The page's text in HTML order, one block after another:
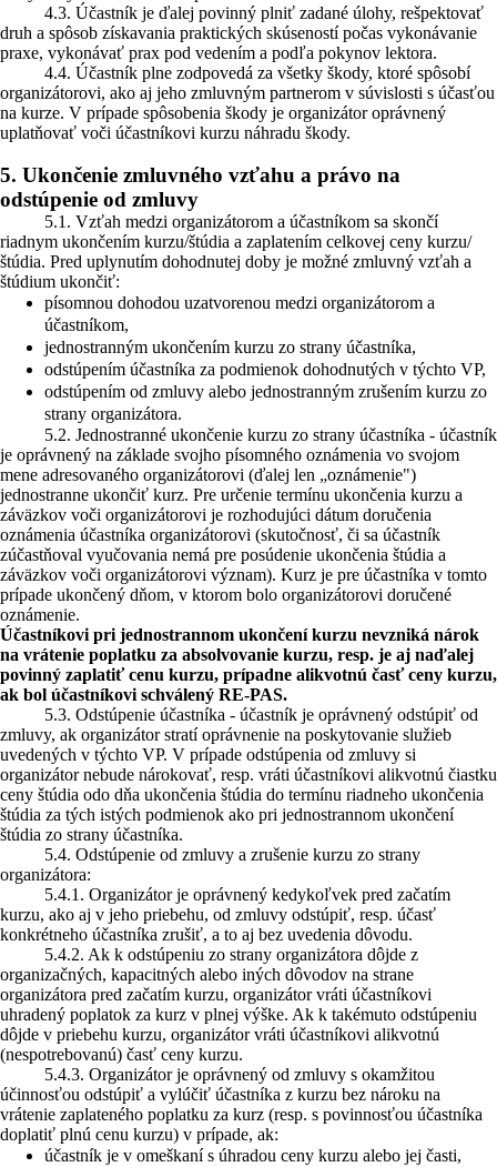
4.3. Účastník je ďalej povinný plniť zadané úlohy, rešpektovať
druh a spôsob získavania praktických skúseností počas vykonávanie
praxe, vykonávať prax pod vedením a podľa pokynov lektora.
4.4. Účastník plne zodpovedá za všetky škody, ktoré spôsobí
organizátorovi, ako aj jeho zmluvným partnerom v súvislosti s účasťou
na kurze. V prípade spôsobenia škody je organizátor oprávnený
uplatňovať voči účastníkovi kurzu náhradu škody.
5. Ukončenie zmluvného vzťahu a právo na
odstúpenie od zmluvy
5.1. Vzťah medzi organizátorom a účastníkom sa skončí
riadnym ukončením kurzu/štúdia a zaplatením celkovej ceny kurzu/
štúdia. Pred uplynutím dohodnutej doby je možné zmluvný vzťah a
štúdium ukončiť:
písomnou dohodou uzatvorenou medzi organizátorom a
účastníkom,
jednostranným ukončením kurzu zo strany účastníka,
odstúpením účastníka za podmienok dohodnutých v týchto VP,
odstúpením od zmluvy alebo jednostranným zrušením kurzu zo
strany organizátora.
5.2. Jednostranné ukončenie kurzu zo strany účastníka - účastník
je oprávnený na základe svojho písomného oznámenia vo svojom
mene adresovaného organizátorovi (ďalej len „oznámenie")
jednostranne ukončiť kurz. Pre určenie termínu ukončenia kurzu a
záväzkov voči organizátorovi je rozhodujúci dátum doručenia
oznámenia účastníka organizátorovi (skutočnosť, či sa účastník
zúčastňoval vyučovania nemá pre posúdenie ukončenia štúdia a
záväzkov voči organizátorovi význam). Kurz je pre účastníka v tomto
prípade ukončený dňom, v ktorom bolo organizátorovi doručené
oznámenie.
Účastníkovi pri jednostrannom ukončení kurzu nevzniká nárok
na vrátenie poplatku za absolvovanie kurzu, resp. je aj naďalej
povinný zaplatiť cenu kurzu, prípadne alikvotnú časť ceny kurzu,
ak bol účastníkovi schválený RE-PAS.
5.3. Odstúpenie účastníka - účastník je oprávnený odstúpiť od
zmluvy, ak organizátor stratí oprávnenie na poskytovanie služieb
uvedených v týchto VP. V prípade odstúpenia od zmluvy si
organizátor nebude nárokovať, resp. vráti účastníkovi alikvotnú čiastku
ceny štúdia odo dňa ukončenia štúdia do termínu riadneho ukončenia
štúdia za tých istých podmienok ako pri jednostrannom ukončení
štúdia zo strany účastníka.
5.4. Odstúpenie od zmluvy a zrušenie kurzu zo strany
organizátora:
5.4.1. Organizátor je oprávnený kedykoľvek pred začatím
kurzu, ako aj v jeho priebehu, od zmluvy odstúpiť, resp. účasť
konkrétneho účastníka zrušiť, a to aj bez uvedenia dôvodu.
5.4.2. Ak k odstúpeniu zo strany organizátora dôjde z
organizačných, kapacitných alebo iných dôvodov na strane
organizátora pred začatím kurzu, organizátor vráti účastníkovi
uhradený poplatok za kurz v plnej výške. Ak k takémuto odstúpeniu
dôjde v priebehu kurzu, organizátor vráti účastníkovi alikvotnú
(nespotrebovanú) časť ceny kurzu.
5.4.3. Organizátor je oprávnený od zmluvy s okamžitou
účinnosťou odstúpiť a vylúčiť účastníka z kurzu bez nároku na
vrátenie zaplateného poplatku za kurz (resp. s povinnosťou účastníka
doplatiť plnú cenu kurzu) v prípade, ak:
účastník je v omeškaní s úhradou ceny kurzu alebo jej časti,